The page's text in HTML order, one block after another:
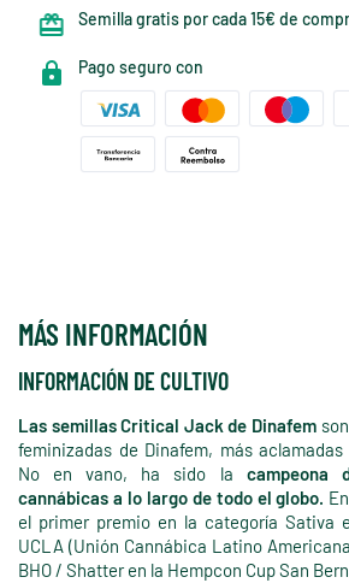
Semilla gratis por cada 15€ de
Pago seguro con
MÁS INFORMACIÓN
INFORMACIÓN DE CULTIVO
Las semillas Critical Jack de Dinafem
feminizadas de Dinafem, más
No en vano, ha sido la campeona
cannábicas a lo largo de todo el globo.
el primer premio en la categoría Sativa
UCLA (Unión Cannábica Latino
BHO / Shatter en la Hempcon Cup San